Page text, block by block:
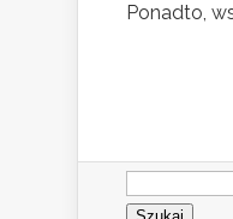
Ponadto,
Szukaj: